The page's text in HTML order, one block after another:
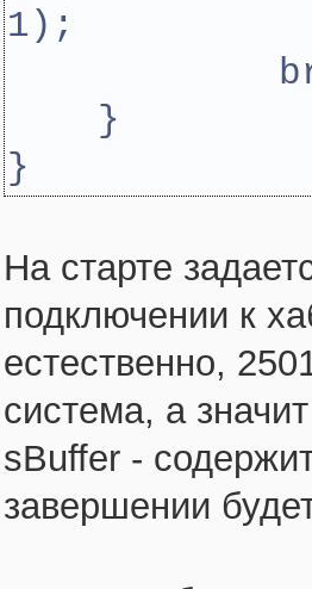
1);
}
}
На старте
подключении к
естественно,
система, а
sBuffer -
завершении